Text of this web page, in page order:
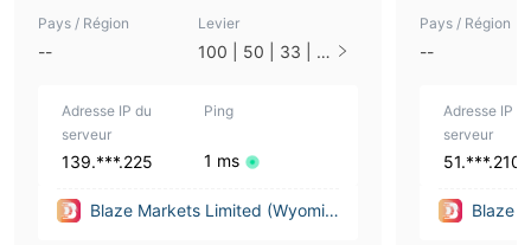
Pays / Région
--
Levier
100 | 50 | 33 | 2
Adresse IP du
serveur
139.***.225
Ping
1 ms
Blaze Markets Limited (Wyomin
Pays / Région
--
Adresse IP
serveur
51.***.210
Blaze